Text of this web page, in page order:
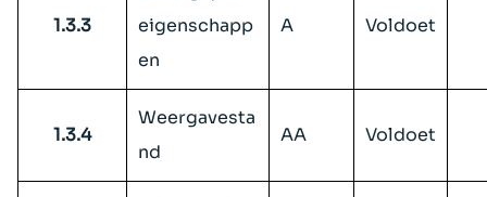
1.3.3
eigenschapp
en
A Voldoet
1.3.4
Weergavesta
nd
AA Voldoet